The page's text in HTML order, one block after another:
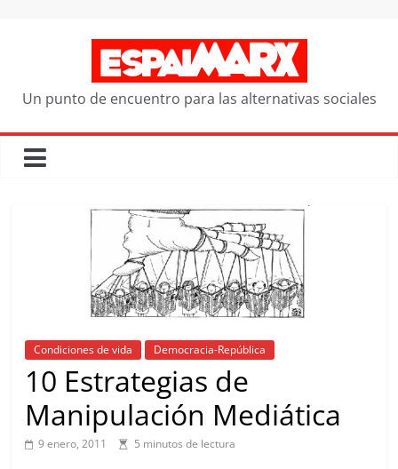
Un punto de encuentro para las alternativas sociales
Condiciones de vida Democracia-República
10 Estrategias de
Manipulación Mediática
9 enero, 2011 5 minutos de lectura